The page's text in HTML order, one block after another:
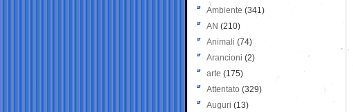
Ambiente (341)
AN (210)
Animali (74)
Arancioni (2)
arte (175)
Attentato (329)
Auguri (13)